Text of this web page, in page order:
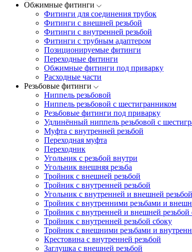
Обжимные фитинги
Фитинги для соединения трубок
Фитинги с внешней резьбой
Фитинги с внутренней резьбой
Фитинги с трубным адаптером
Позиционируемые фитинги
Переходные фитинги
Обжимные фитинги под приварку
Расходные части
Резьбовые фитинги
Ниппель резьбовой
Ниппель резьбовой с шестигранником
Резьбовые фитинги под приварку
Удлинённый ниппель резьбовой с
Муфта с внутренней резьбой
Переходная муфта
Переходник
Угольник с резьбой внутри
Угольник внешняя резьба
Тройник с внешней резьбой
Тройник с внутренней резьбой
Угольник с внутренней и внешней резьбой
Тройник с внутренними резьбами и
Тройник с внутренней и внешней резьбой
Тройник с внутренней резьбой сбоку
Тройник с внешними резьбами и
Крестовина с внутренней резьбой
Заглушка с внешней резьбой